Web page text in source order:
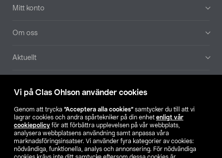
Vi på Clas Ohlson använder cookies
Genom att trycka ”Acceptera alla cookies” samtycker du till att vi
lagrar cookies och andra spårtekniker på din enhet enligt vår
cookiepolicy för att förbättra upplevelsen på vår webbplats,
analysera webbplatsens användning samt anpassa våra
marknadsföringsinsatser. Vi använder fyra kategorier av cookies:
nödvändiga, funktionella, analys och annonsering. För nödvändiga
Mitt konto
Om oss
Aktuellt
Hitta butik
SE NO FI